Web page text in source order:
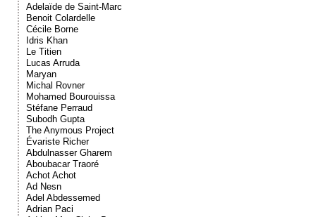
Adelaïde de Saint-Marc
Benoit Colardelle
Cécile Borne
Idris Khan
Le Titien
Lucas Arruda
Maryan
Michal Rovner
Mohamed Bourouissa
Stéfane Perraud
Subodh Gupta
The Anymous Project
Évariste Richer
Abdulnasser Gharem
Aboubacar Traoré
Achot Achot
Ad Nesn
Adel Abdessemed
Adrian Paci